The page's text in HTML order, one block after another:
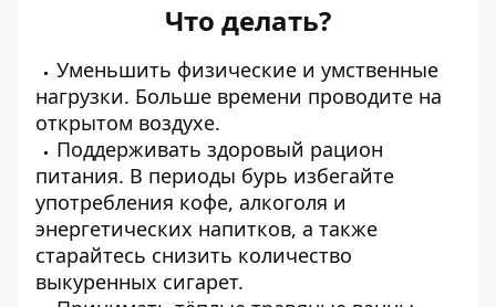
Что делать?
Уменьшить физические и умственные
нагрузки. Больше времени проводите на
открытом воздухе.
Поддерживать здоровый рацион
питания. В периоды бурь избегайте
употребления кофе, алкоголя и
энергетических напитков, а также
старайтесь снизить количество
выкуренных сигарет.